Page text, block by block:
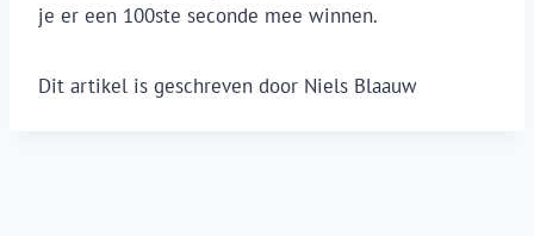
je er een 100ste seconde mee winnen.
Dit artikel is geschreven door Niels Blaauw